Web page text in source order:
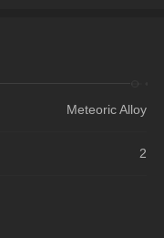
Meteoric Alloy
2